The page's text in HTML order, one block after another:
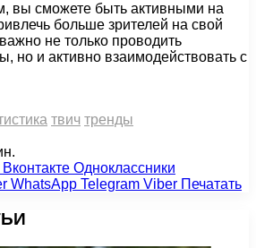
вы сможете быть активными на
больше зрителей на свой
не только проводить
но и активно взаимодействовать с
твич тренды
Вконтакте Одноклассники
WhatsApp Telegram Viber Печатать